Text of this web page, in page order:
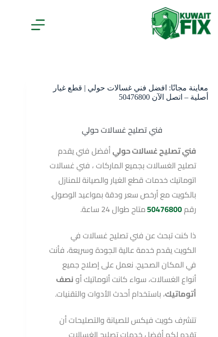
معاينة مجانًا: افضل فني غسالات حولي | قطع غيار
أصلية – اتصل الآن 50476800
فني تصليح غسالات حولي
فني تصليح غسالات حوليأفضل فني يقدم
تصليح الغسالات بجميع الماركات ، فني غسالات
اتوماتيك خدمات قطع الغيار والصيانة للمنازل
بالكويت مع أرخص سعر ودقة بمواعيد الوصول.
رقم50476800متاح طوال 24 ساعة.
ذا كنت تبحث عن فني تصليح غسالات في
الكويت يقدم خدمة عالية الجودة وسريعة، فأنت
في المكان الصحيح. نعمل على إصلاح جميع
أنواع الغسالات، سواء كانت أتوماتيك أونصف
أتوماتيك، باستخدام أحدث الأدوات والتقنيات.
تتشرف كويت فيكس للصيانة والتصليحات أن